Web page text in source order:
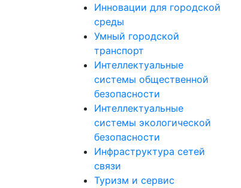
Инновации для городской
среды
Умный городской
транспорт
Интеллектуальные
системы общественной
безопасности
Интеллектуальные
системы экологической
безопасности
Инфраструктура сетей
связи
Туризм и сервис